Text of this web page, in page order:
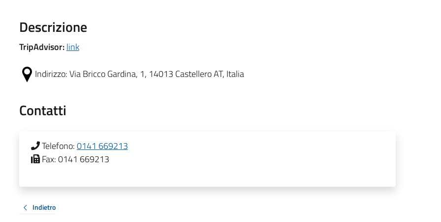
Descrizione
TripAdvisor:link
Indirizzo:Via Bricco Gardina, 1, 14013 Castellero AT, Italia
Contatti
Telefono:0141 669213
Fax:0141 669213
Indietro